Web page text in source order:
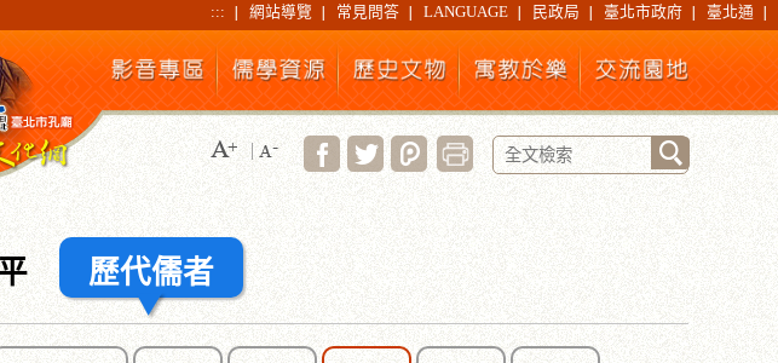
::: 網站導覽 常見問答 LANGUAGE 民政局 臺北市政府 臺北通
歷代儒者